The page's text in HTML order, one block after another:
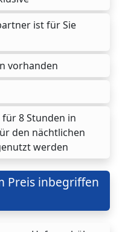
ist für Sie
vorhanden
8 Stunden in
den nächtlichen
werden
Preis inbegriffen